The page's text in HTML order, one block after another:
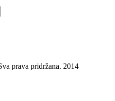
prava pridržana. 2014